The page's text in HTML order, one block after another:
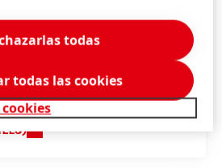
con tu
todas
todas las cookies